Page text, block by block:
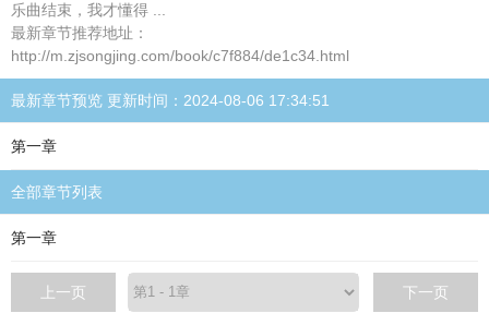
乐曲结束，我才懂得 ...
最新章节推荐地址：
http://m.zjsongjing.com/book/c7f884/de1c34.html
最新章节预览 更新时间：2024-08-06 17:34:51
第一章
全部章节列表
第一章
上一页 下一页